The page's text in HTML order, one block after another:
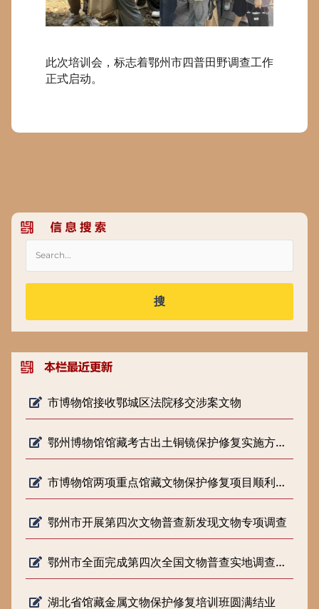
此次培训会，标志着鄂州市四普田野调查工作
正式启动。
搜
市博物馆接收鄂城区法院移交涉案文物
鄂州博物馆馆藏考古出土铜镜保护修复实施方案专家论证会顺利召开
市博物馆两项重点馆藏文物保护修复项目顺利通过省文旅厅结项验收
鄂州市开展第四次文物普查新发现文物专项调查
鄂州市全面完成第四次全国文物普查实地调查工作
湖北省馆藏金属文物保护修复培训班圆满结业